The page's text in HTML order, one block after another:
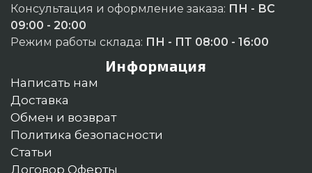
Консультация и оформление заказа: ПН - ВС
09:00 - 20:00
Режим работы склада: ПН - ПТ 08:00 - 16:00
Информация
Написать нам
Доставка
Обмен и возврат
Политика безопасности
Статьи
Договор Оферты